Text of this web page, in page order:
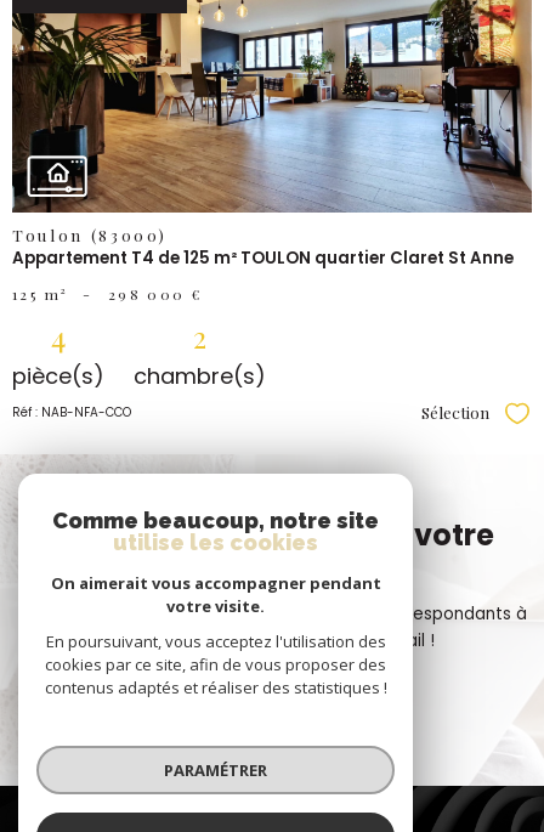
VOIR LE
BIEN
Toulon (83000)
Appartement T4 de 125 m² TOULON quartier Claret St Anne
125 m² - 298 000 €
4
pièce(s)
2
chambre(s)
Réf : NAB-NFA-CCO Sélection
Vous n'avez pas trouvé
le bien correspondant à votre
recherche ?
Créer une alerte email et recevez les biens correspondants à
votre recherche dans votre boîte mail !
Comme beaucoup, notre site
utilise les cookies
On aimerait vous accompagner pendant
votre visite.
En poursuivant, vous acceptez l'utilisation des
cookies par ce site, afin de vous proposer des
contenus adaptés et réaliser des statistiques !
PARAMÉTRER